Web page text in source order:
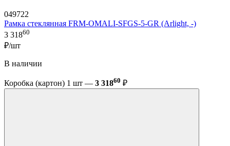
049722
Рамка стеклянная FRM-OMALI-SFGS-5-GR (Arlight, -)
3 31860
₽/шт
В наличии
Коробка (картон) 1 шт — 3 31860 ₽